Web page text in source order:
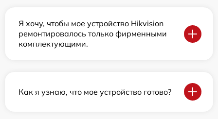
Я хочу, чтобы мое устройство Hikvision
ремонтировалось только фирменными
комплектующими.
Как я узнаю, что мое устройство готово?